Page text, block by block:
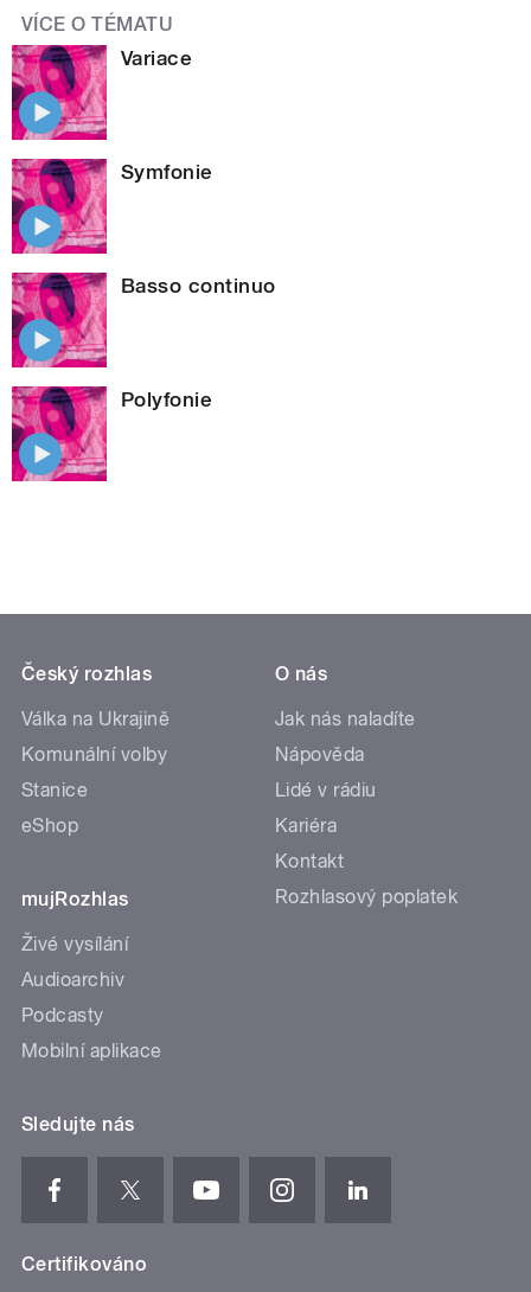
VÍCE O TÉMATU
Variace
Symfonie
Basso continuo
Polyfonie
Český rozhlas
Válka na Ukrajině
Komunální volby
Stanice
eShop
mujRozhlas
Živé vysílání
Audioarchiv
Podcasty
Mobilní aplikace
O nás
Jak nás naladíte
Nápověda
Lidé v rádiu
Kariéra
Kontakt
Rozhlasový poplatek
Sledujte nás
Certifikováno